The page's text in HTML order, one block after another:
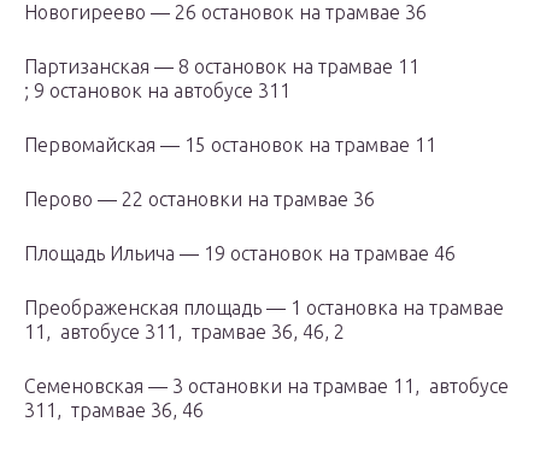
Новогиреево — 26 остановок на трамвае 36
Партизанская — 8 остановок на трамвае 11
; 9 остановок на автобусе 311
Первомайская — 15 остановок на трамвае 11
Перово — 22 остановки на трамвае 36
Площадь Ильича — 19 остановок на трамвае 46
Преображенская площадь — 1 остановка на трамвае
11, автобусе 311, трамвае 36, 46, 2
Семеновская — 3 остановки на трамвае 11, автобусе
311, трамвае 36, 46